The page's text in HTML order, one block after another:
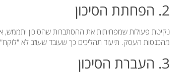
2. הפחתת הסיכון
מהכנסות העסק. תיעוד תהליכים כך שעובד שעוזב לא "לוקח"
3. העברת הסיכון